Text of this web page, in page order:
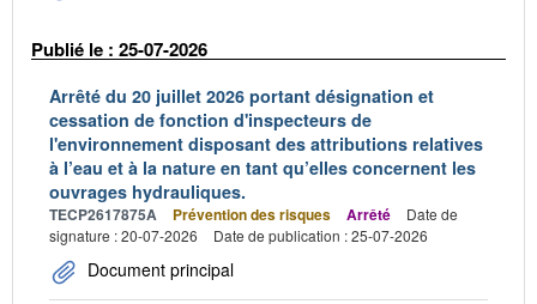
Publié le : 25-07-2026
Arrêté du 20 juillet 2026 portant désignation et
cessation de fonction d'inspecteurs de
l'environnement disposant des attributions relatives
à l’eau et à la nature en tant qu’elles concernent les
ouvrages hydrauliques.
TECP2617875A Prévention des risques Arrêté
Date de
signature : 20-07-2026
Date de publication : 25-07-2026
Document principal